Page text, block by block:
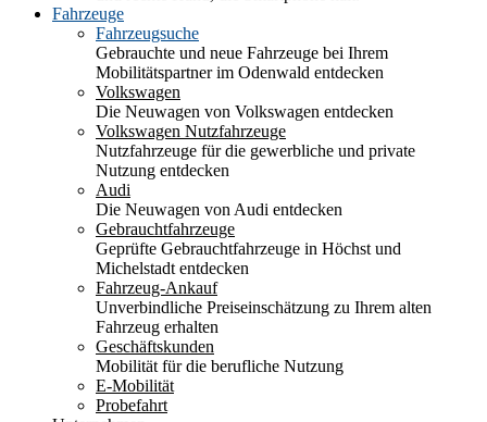
Fahrzeuge
Fahrzeugsuche
Gebrauchte und neue Fahrzeuge bei Ihrem
Mobilitätspartner im Odenwald entdecken
Volkswagen
Die Neuwagen von Volkswagen entdecken
Volkswagen Nutzfahrzeuge
Nutzfahrzeuge für die gewerbliche und private
Nutzung entdecken
Audi
Die Neuwagen von Audi entdecken
Gebrauchtfahrzeuge
Geprüfte Gebrauchtfahrzeuge in Höchst und
Michelstadt entdecken
Fahrzeug-Ankauf
Unverbindliche Preiseinschätzung zu Ihrem alten
Fahrzeug erhalten
Geschäftskunden
Mobilität für die berufliche Nutzung
E-Mobilität
Probefahrt